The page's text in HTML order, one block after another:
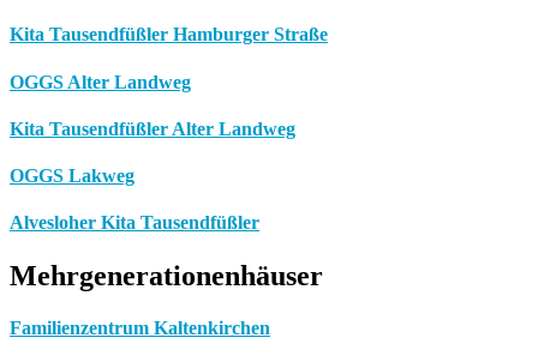
Kita Tausendfüßler Hamburger Straße
OGGS Alter Landweg
Kita Tausendfüßler Alter Landweg
OGGS Lakweg
Alvesloher Kita Tausendfüßler
Mehrgenerationenhäuser
Familienzentrum Kaltenkirchen